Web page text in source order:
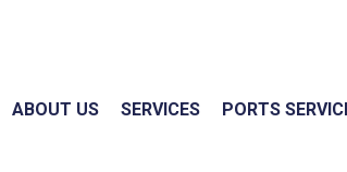
ABOUT US SERVICES PORTS